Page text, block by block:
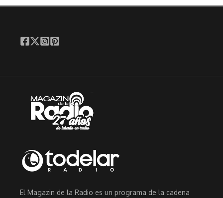
El Magazin de la Radio es un programa de la cadena